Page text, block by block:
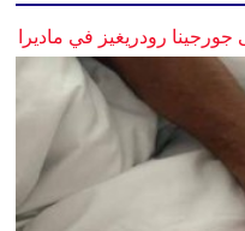
رودريغيز في ماديرا